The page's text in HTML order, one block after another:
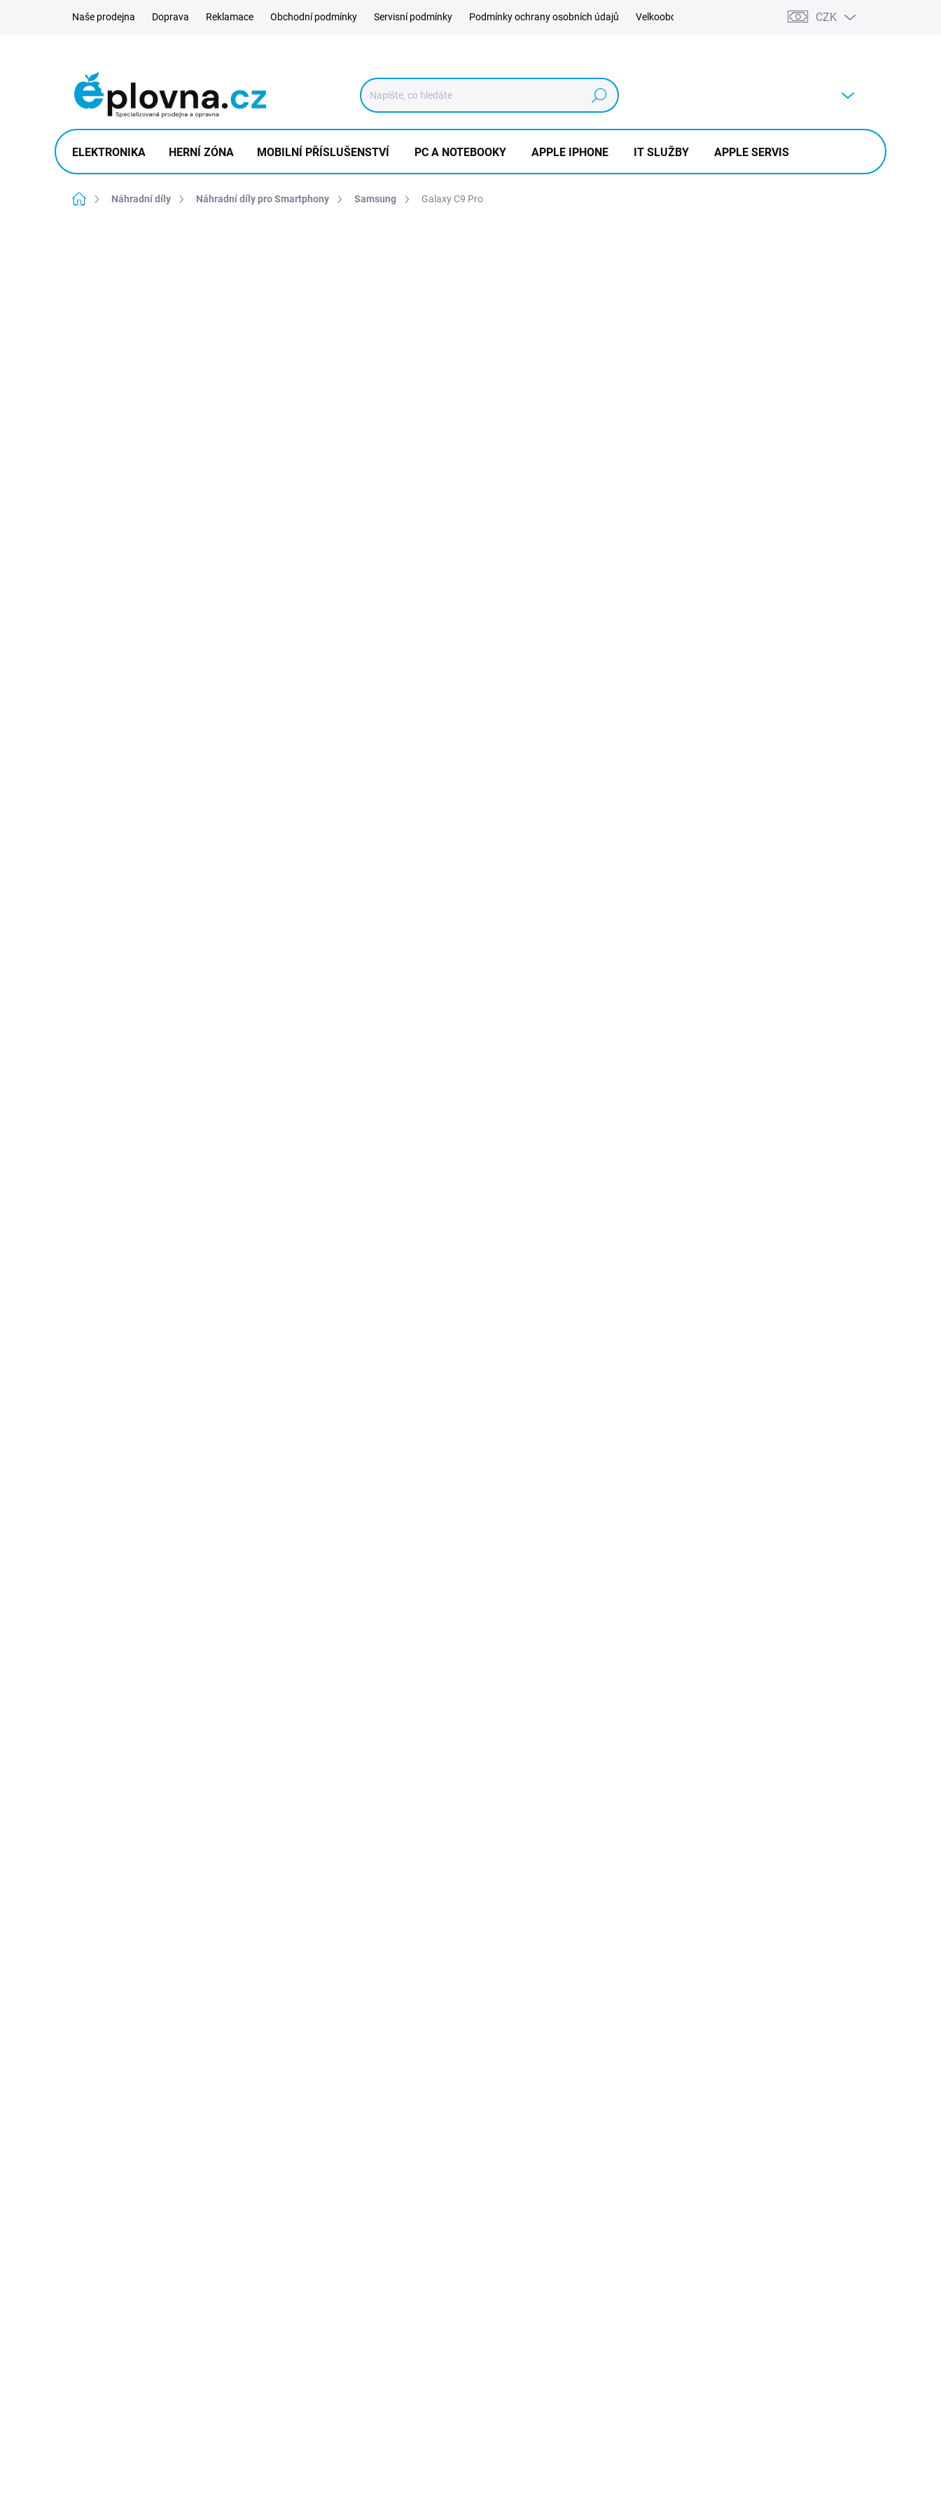
Naše prodejna Doprava Reklamace Obchodní podmínky Servisní podmínky Podmínky ochrany osobních údajů Velkoobchod Výkup CZK
Hledat
ELEKTRONIKA HERNÍ ZÓNA MOBILNÍ PŘÍSLUŠENSTVÍ PC A NOTEBOOKY APPLE IPHONE IT SLUŽBY APPLE SERVIS
Domů Náhradní díly Náhradní díly pro Smartphony Samsung Galaxy C9 Pro